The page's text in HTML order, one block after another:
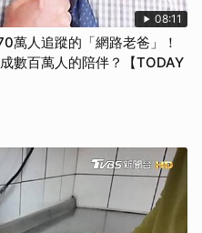
08:11
萬人追蹤的「網路老爸」！
數百萬人的陪伴？【TODAY